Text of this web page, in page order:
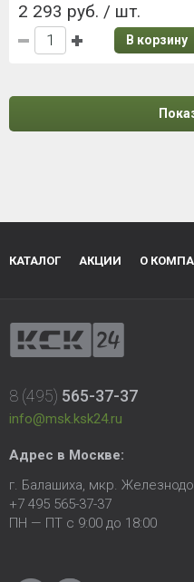
2 293 руб. / шт.
В корзину
КАТАЛОГ АКЦИИ О
8 (495) 565-37-37
info@msk.ksk24.ru
Адрес в Москве:
г. Балашиха, мкр.
+7 495 565-37-37
ПН — ПТ с 9:00 до 18:00